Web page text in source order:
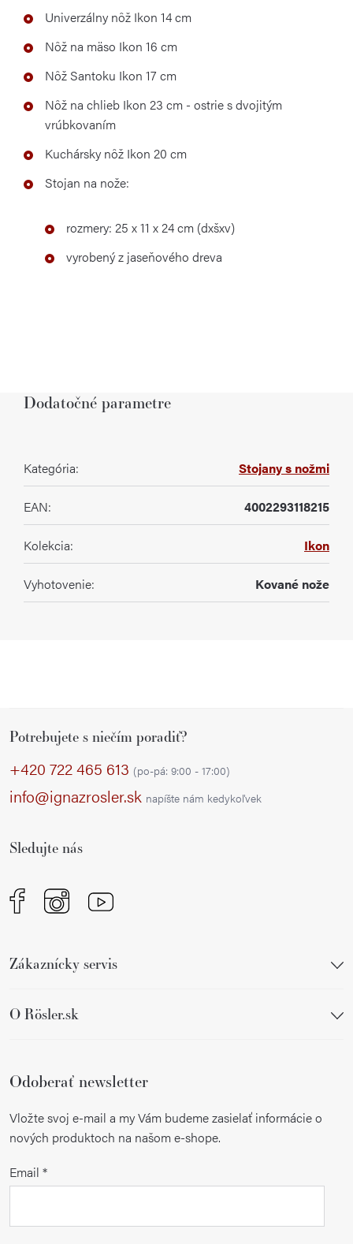
Univerzálny nôž Ikon 14 cm
Nôž na mäso Ikon 16 cm
Nôž Santoku Ikon 17 cm
Nôž na chlieb Ikon 23 cm - ostrie s dvojitým
vrúbkovaním
Kuchársky nôž Ikon 20 cm
Stojan na nože:
rozmery: 25 x11 x24 cm (dxšxv)
vyrobenýz jaseňového dreva
Dodatočné parametre
Kategória: Stojany s nožmi
EAN: 4002293118215
Kolekcia: Ikon
Vyhotovenie: Kované nože
Potrebujete s niečím poradiť?
+420 722 465 613 (po-pá: 9:00 - 17:00)
info@ignazrosler.sk napíšte nám kedykoľvek
Sledujte nás
Zákaznícky servis
O Rösler.sk
Odoberať newsletter
Vložte svoj e-mail a my Vám budeme zasielať informácie o
nových produktoch na našom e-shope.
Email